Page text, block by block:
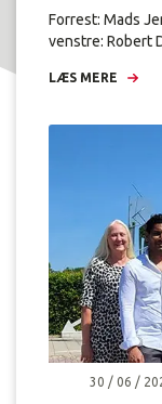
Forrest: Mads
venstre: Robert
LÆS MERE
30 / 06 /